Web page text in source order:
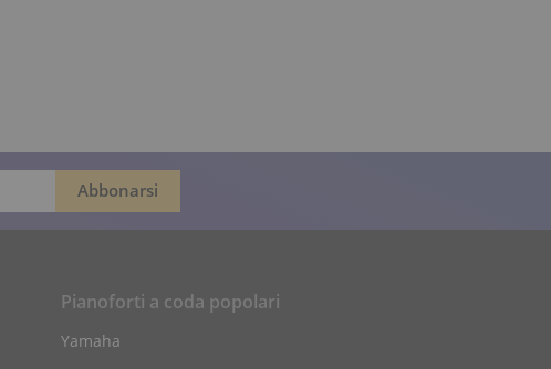
Pianoforti a coda popolari
Yamaha